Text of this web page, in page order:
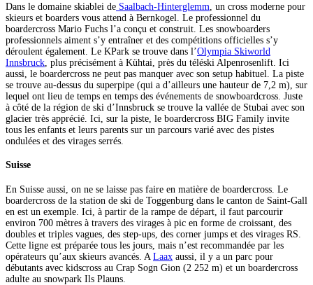
Dans le domaine skiablei de Saalbach-Hinterglemm , un cross moderne pour
skieurs et boarders vous attend à Bernkogel. Le professionnel du
boardercross Mario Fuchs l’a conçu et construit. Les snowboarders
professionnels aiment s’y entraîner et des compétitions officielles s’y
déroulent également. Le KPark se trouve dans l’Olympia Skiworld
Innsbruck , plus précisément à Kühtai, près du téléski Alpenrosenlift. Ici
aussi, le boardercross ne peut pas manquer avec son setup habituel. La piste
se trouve au-dessus du superpipe (qui a d’ailleurs une hauteur de 7,2 m), sur
lequel ont lieu de temps en temps des événements de snowboardcross. Juste
à côté de la région de ski d’Innsbruck se trouve la vallée de Stubai avec son
glacier très apprécié. Ici, sur la piste, le boardercross BIG Family invite
tous les enfants et leurs parents sur un parcours varié avec des pistes
ondulées et des virages serrés.
Suisse
En Suisse aussi, on ne se laisse pas faire en matière de boardercross. Le
boardercross de la station de ski de Toggenburg dans le canton de Saint-Gall
en est un exemple. Ici, à partir de la rampe de départ, il faut parcourir
environ 700 mètres à travers des virages à pic en forme de croissant, des
doubles et triples vagues, des step-ups, des corner jumps et des virages RS.
Cette ligne est préparée tous les jours, mais n’est recommandée par les
opérateurs qu’aux skieurs avancés. A Laax aussi, il y a un parc pour
débutants avec kidscross au Crap Sogn Gion (2 252 m) et un boardercross
adulte au snowpark Ils Plauns.